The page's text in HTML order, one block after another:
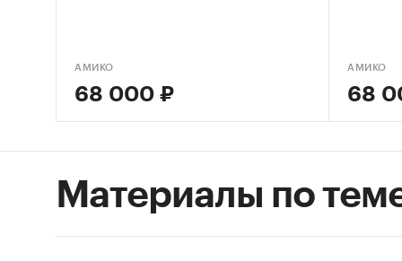
В
В
АМИКО
68 000 ₽
АМИКО
68
Материалы по